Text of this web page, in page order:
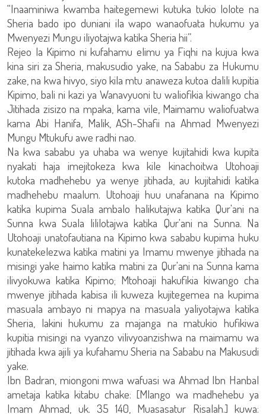
“Inaaminiwa kwamba haitegemewi kutuka tukio lolote na
Sheria bado ipo duniani ila wapo wanaofuata hukumu ya
Mwenyezi Mungu iliyotajwa katika Sheria hii”.
Rejeo la Kipimo ni kufahamu elimu ya Fiqhi na kujua kwa
kina siri za Sheria, makusudio yake, na Sababu za Hukumu
zake, na kwa hivyo, siyo kila mtu anaweza kutoa dalili kupitia
Kipimo, bali ni kazi ya Wanavyuoni tu waliofikia kiwango cha
Jitihada zisizo na mpaka, kama vile, Maimamu waliofuatwa
kama Abi Hanifa, Malik, ASh-Shafii na Ahmad Mwenyezi
Mungu Mtukufu awe radhi nao.
Na kwa sababu ya uhaba wa wenye kujitahidi kwa kupita
nyakati haja imejitokeza kwa kile kinachoitwa Utohoaji
kutoka madhehebu ya wenye jitihada, au kujitahidi katika
madhehebu maalum. Utohoaji huu unafanana na Kipimo
katika kupima Suala ambalo halikutajwa katika Qur'ani na
Sunna kwa Suala lililotajwa katika Qur'ani na Sunna. Na
Utohoaji unatofautiana na Kipimo kwa sababu kupima huku
kunatekelezwa katika matini ya Imamu mwenye jitihada na
misingi yake haimo katika matini za Qur'ani na Sunna kama
ilivyokuwa katika Kipimo; Mtohoaji hakufikia kiwango cha
mwenye jitihada kabisa ili kuweza kujitegemea na kupima
masuala ambayo ni mapya na masuala yaliyotajwa katika
Sheria, lakini hukumu za majanga na matukio hufikiwa
kupitia misingi na vyanzo vilivyoanzishwa na maimamu wa
jitihada kwa ajili ya kufahamu Sheria na Sababu na Makusudi
yake.
Ibn Badran, miongoni mwa wafuasi wa Ahmad Ibn Hanbal
ametaja katika kitabu chake: [Mlango wa madhehebu ya
Imam Ahmad, uk. 35 140, Muasasatur Risalah.] kuwa: